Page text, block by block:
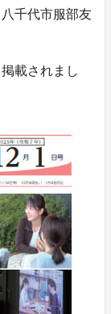
千代市服部友
載されまし